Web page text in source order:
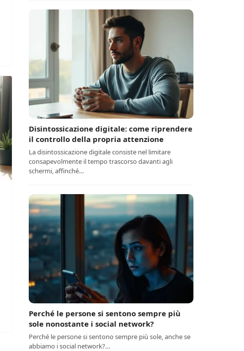
Disintossicazione digitale: come riprendere
il controllo della propria attenzione
La disintossicazione digitale consiste nel limitare
consapevolmente il tempo trascorso davanti agli
schermi, affinché…
Perché le persone si sentono sempre più
sole nonostante i social network?
Perché le persone si sentono sempre più sole, anche se
abbiamo i social network?…